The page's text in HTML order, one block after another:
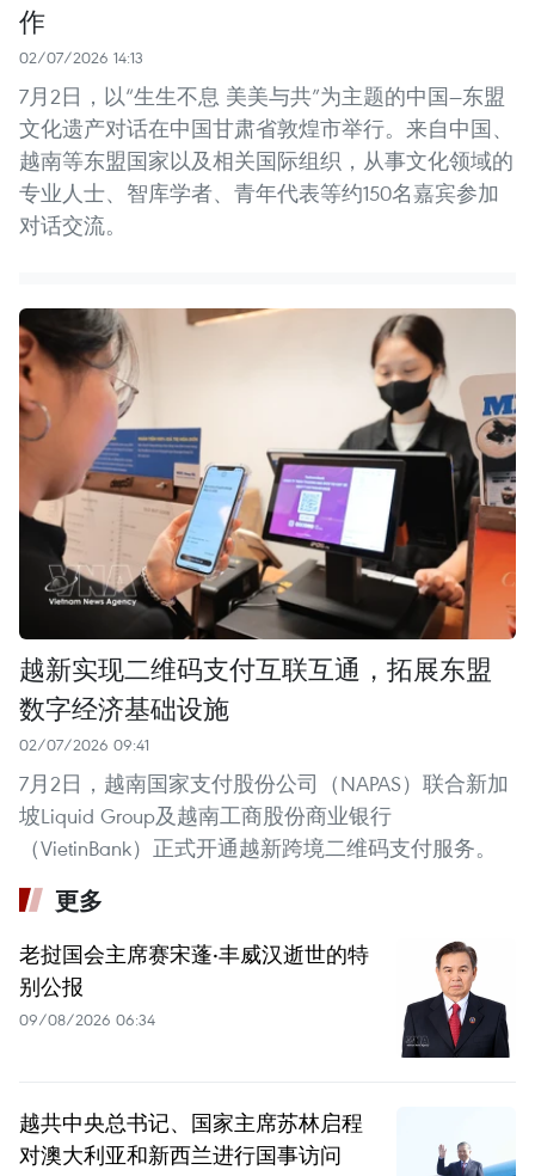
作
02/07/2026 14:13
7月2日，以“生生不息 美美与共”为主题的中国—东盟
文化遗产对话在中国甘肃省敦煌市举行。来自中国、
越南等东盟国家以及相关国际组织，从事文化领域的
专业人士、智库学者、青年代表等约150名嘉宾参加
对话交流。
越新实现二维码支付互联互通，拓展东盟
数字经济基础设施
02/07/2026 09:41
7月2日，越南国家支付股份公司（NAPAS）联合新加
坡Liquid Group及越南工商股份商业银行
（VietinBank）正式开通越新跨境二维码支付服务。
更多
老挝国会主席赛宋蓬·丰威汉逝世的特
别公报
09/08/2026 06:34
越共中央总书记、国家主席苏林启程
对澳大利亚和新西兰进行国事访问